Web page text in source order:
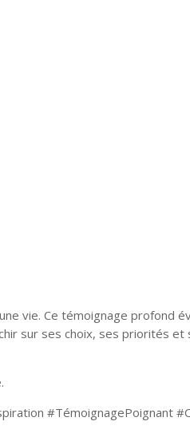
vie. Ce témoignage profond
sur ses choix, ses priorités et
#TémoignagePoignant